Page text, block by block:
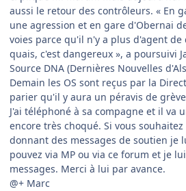
aussi le retour des contrôleurs. « En
une agression et en gare d'Obernai
voies parce qu'il n'y a plus d'agent
quais, c'est dangereux », a poursuivi
Source DNA (Dernières Nouvelles
Demain les OS sont reçus par la
parier qu'il y aura un péravis de
J'ai téléphoné à sa compagne et il va
encore très choqué. Si vous
donnant des messages de soutien je
pouvez via MP ou via ce forum et je
messages. Merci à lui par avance.
@+ Marc